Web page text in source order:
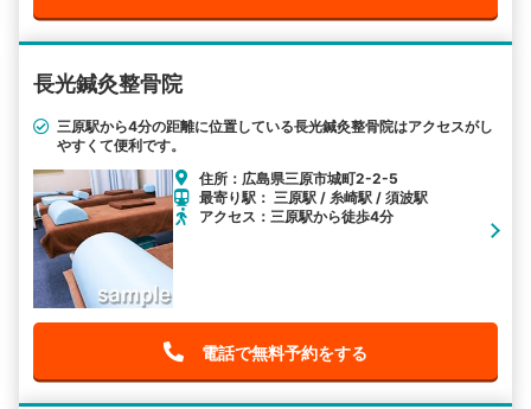
長光鍼灸整骨院
三原駅から4分の距離に位置している長光鍼灸整骨院はアクセスがし
やすくて便利です。
住所：広島県三原市城町2-2-5
最寄り駅： 三原駅 / 糸崎駅 / 須波駅
アクセス：三原駅から徒歩4分
電話で無料予約をする